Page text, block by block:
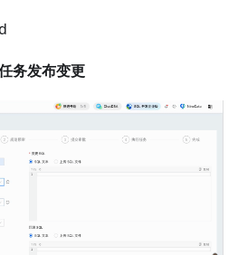
务发布变更